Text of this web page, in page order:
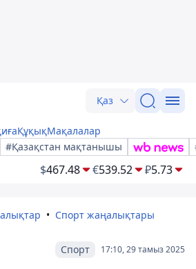
Қаз
ҚұқықМақалалар
#Қазақстан мақтанышы
$467.48 €539.52 ₽5.73
Спорт жаңалықтары
17:10, 29 тамыз 2025
Спорт